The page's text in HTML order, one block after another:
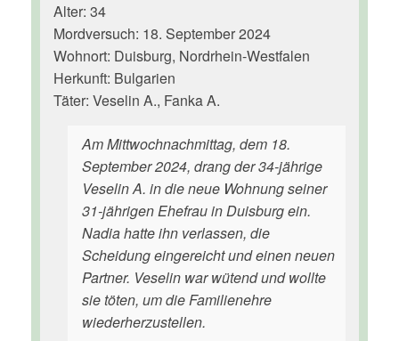
Alter: 34
Mordversuch: 18. September 2024
Wohnort: Duisburg, Nordrhein-Westfalen
Herkunft: Bulgarien
Täter: Veselin A., Fanka A.
Am Mittwochnachmittag, dem 18.
September 2024, drang der 34-jährige
Veselin A. in die neue Wohnung seiner
31-jährigen Ehefrau in Duisburg ein.
Nadia hatte ihn verlassen, die
Scheidung eingereicht und einen neuen
Partner. Veselin war wütend und wollte
sie töten, um die Familienehre
wiederherzustellen.